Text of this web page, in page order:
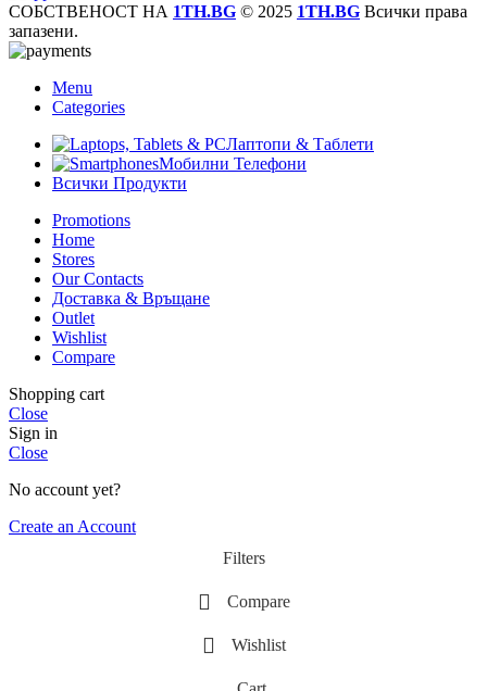
СОБСТВЕНОСТ НА 1TH.BG © 2025 1TH.BG Всички права
запазени.
Menu
Categories
Лаптопи & Таблети
Мобилни Телефони
Всички Продукти
Promotions
Home
Stores
Our Contacts
Доставка & Връщане
Outlet
Wishlist
Compare
Shopping cart
Close
Sign in
Close
No account yet?
Create an Account
Filters
Compare
Wishlist